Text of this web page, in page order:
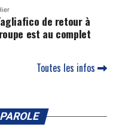
de retour à
est au complet
Toutes les infos